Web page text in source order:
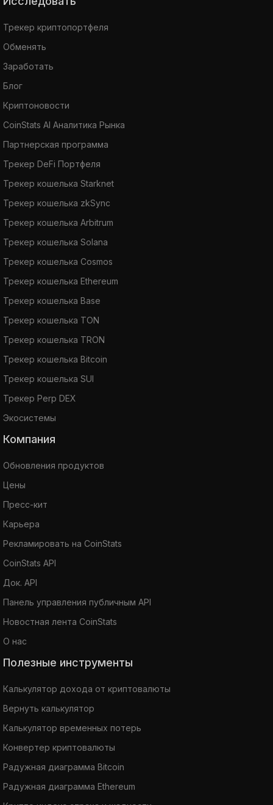
Трекер криптопортфеля
Обменять
Заработать
Блог
Криптоновости
CoinStats AI Аналитика Рынка
Партнерская программа
Трекер DeFi Портфеля
Трекер кошелька Starknet
Трекер кошелька zkSync
Трекер кошелька Arbitrum
Трекер кошелька Solana
Трекер кошелька Cosmos
Трекер кошелька Ethereum
Трекер кошелька Base
Трекер кошелька TON
Трекер кошелька TRON
Трекер кошелька Bitcoin
Трекер кошелька SUI
Трекер Perp DEX
Экосистемы
Компания
Обновления продуктов
Цены
Пресс-кит
Карьера
Рекламировать на CoinStats
CoinStats API
Док. API
Панель управления публичным API
Новостная лента CoinStats
О нас
Полезные инструменты
Калькулятор дохода от криптовалюты
Вернуть калькулятор
Калькулятор временных потерь
Конвертер криптовалюты
Радужная диаграмма Bitcoin
Радужная диаграмма Ethereum